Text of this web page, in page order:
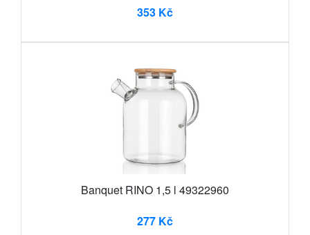
353 Kč
Banquet RINO 1,5 l 49322960
277 Kč